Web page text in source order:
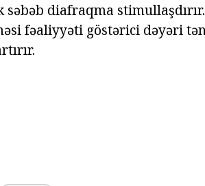
diafraqma
fəaliyyəti göstərici dəyəri